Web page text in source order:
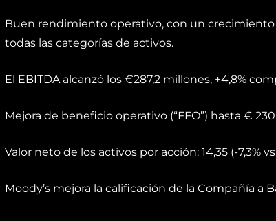
Buen rendimiento operativo, con un crecimiento
todas las categorías de activos.
El EBITDA alcanzó los €287,2 millones, +4,8%
Mejora de beneficio operativo (“FFO”) hasta €
Valor neto de los activos por acción: 14,35 (-7,3%
Moody’s mejora la calificación de la Compañía a